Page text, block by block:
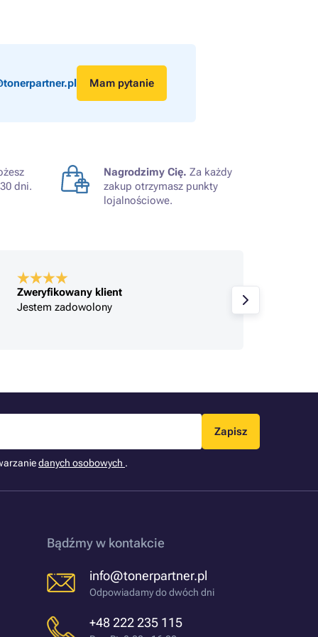
Mam pytanie
dni.
Nagrodzimy Cię. Za każdy
zakup otrzymasz punkty
lojalnościowe.
Zweryfikowany klient
Polecam. Szybka wysyłka. Tusze dobrze
Zapisz
danych osobowych .
Bądźmy w kontakcie
info@tonerpartner.pl
Odpowiadamy do dwóch dni
+48 222 235 115